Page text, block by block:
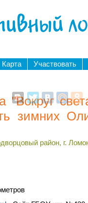
Карта Участвовать
"Вокруг
зимних
район, г.